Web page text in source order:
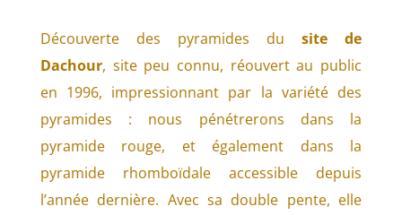
Découverte des pyramides dusite de
Dachour, site peu connu, réouvert au public
en 1996, impressionnant par la variété des
pyramides : nous pénétrerons dans la
pyramide rouge, et également dans la
pyramide rhomboïdale accessible depuis
l’année dernière. Avec sa double pente, elle